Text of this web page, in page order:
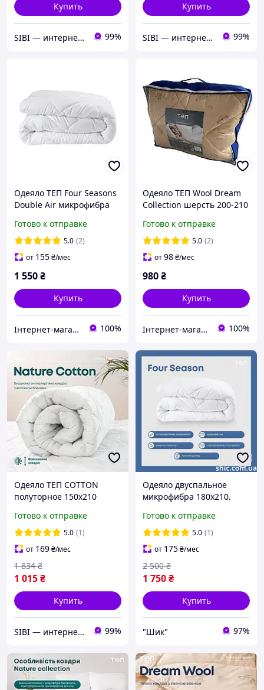
Купить
SIBI — интернет-магазин товаров для дома: текстиль, одежда для всей семьи 99%
Купить
SIBI — интернет-магазин товаров для дома: текстиль, одежда для всей семьи 99%
Одеяло ТЕП Four Seasons
Double Air микрофибра
Готово к отправке
5.0 (2)
от 155₴/мес
1 550₴
Купить
Інтернет-магазин "Венеція". 100%
Одеяло ТЕП Wool Dream
Collection шерсть 200-210
Готово к отправке
5.0 (2)
от98₴/мес
980₴
Купить
Інтернет-магазин "Венеція". 100%
Одеяло ТЕП COTTON
полуторное 150х210
Готово к отправке
5.0 (1)
от 169₴/мес
1 015₴
1 834 ₴
Купить
SIBI — интернет-магазин товаров для дома: текстиль, одежда для всей семьи 99%
Одеяло двуспальное
микрофибра 180х210.
Одеяла стеганые.
Всесезонное одеяло.
Готово к отправке
5.0 (1)
от 175₴/мес
1 750₴
2 500 ₴
Купить
"Шик" 97%